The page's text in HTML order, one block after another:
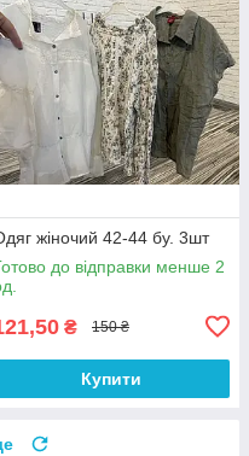
жіночий 42-44 бу. 3шт
до відправки менше 2
₴ 150 ₴
Купити